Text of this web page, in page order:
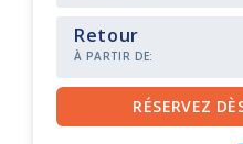
Retour
À PARTIR DE: